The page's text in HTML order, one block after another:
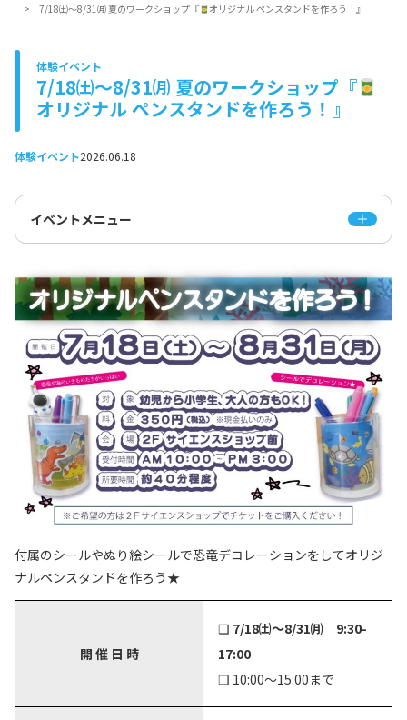
7/18㈯～8/31㈪ 夏のワークショップ『
オリジナル ペンスタンドを作ろう！』
体験イベント
7/18㈯～8/31㈪ 夏のワークショップ『
オリジナル ペンスタンドを作ろう！』
体験イベント2026.06.18
付属のシールやぬり絵シールで恐竜デコレーションをしてオリジ
ナルペンスタンドを作ろう★
開 催 日 時
❑ 7/18㈯～8/31㈪ 9:30-
17:00
❑ 10:00～15:00まで
イベントメニュー